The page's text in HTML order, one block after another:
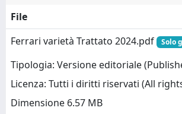
File
Ferrari varietà Trattato 2024.pdf
Solo
Tipologia: Versione editoriale
Licenza: Tutti i diritti riservati (All
Dimensione 6.57 MB